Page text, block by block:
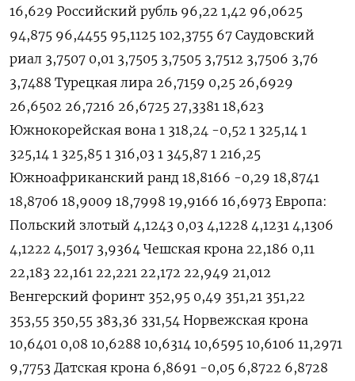
16,629 Российский рубль 96,22 1,42 96,0625
94,875 96,4455 95,1125 102,3755 67 Саудовский
риал 3,7507 0,01 3,7505 3,7505 3,7512 3,7506 3,76
3,7488 Турецкая лира 26,7159 0,25 26,6929
26,6502 26,7216 26,6725 27,3381 18,623
Южнокорейская вона 1 318,24 -0,52 1 325,14 1
325,14 1 325,85 1 316,03 1 345,87 1 216,25
Южноафриканский ранд 18,8166 -0,29 18,8741
18,8706 18,9009 18,7998 19,9166 16,6973 Европа:
Польский злотый 4,1243 0,03 4,1228 4,1231 4,1306
4,1222 4,5017 3,9364 Чешская крона 22,186 0,11
22,183 22,161 22,221 22,172 22,949 21,012
Венгерский форинт 352,95 0,49 351,21 351,22
353,55 350,55 383,36 331,54 Норвежская крона
10,6401 0,08 10,6288 10,6314 10,6595 10,6106 11,2971
9,7753 Датская крона 6,8691 -0,05 6,8722 6,8728